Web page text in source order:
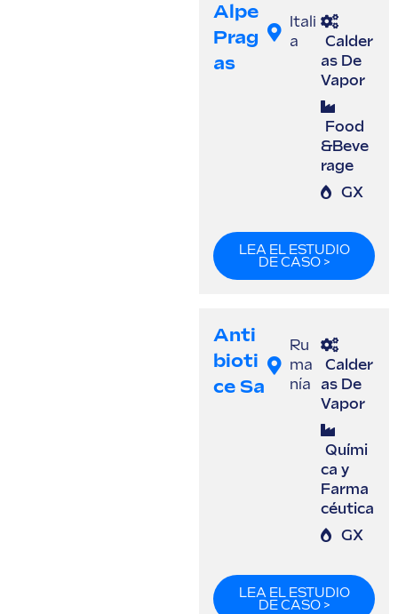
Alpe
Prag
As
Itali
a
Calder
as De
Vapor
Food
&Beve
rage
GX
LEA EL ESTUDIO
DE CASO >
Anti
Bioti
Ce Sa
Ru
ma
nía
Calder
as De
Vapor
Quími
ca y
Farma
céutica
GX
LEA EL ESTUDIO
DE CASO >